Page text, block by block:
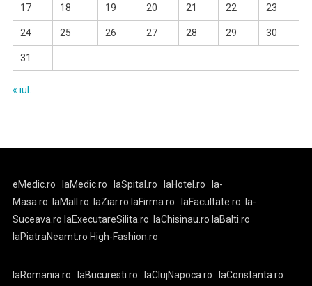
17 18 19 20 21 22 23
24 25 26 27 28 29 30
31
« iul.
eMedic.ro laMedic.ro laSpital.ro laHotel.ro
la-
Masa.ro
laMall.ro laZiar.ro laFirma.ro laFacultate.ro
la-
Suceava.ro laExecutareSilita.ro laChisinau.ro laBalti.ro
laPiatraNeamt.ro High-Fashion.ro
laRomania.ro laBucuresti.ro laClujNapoca.ro
laConstanta.ro